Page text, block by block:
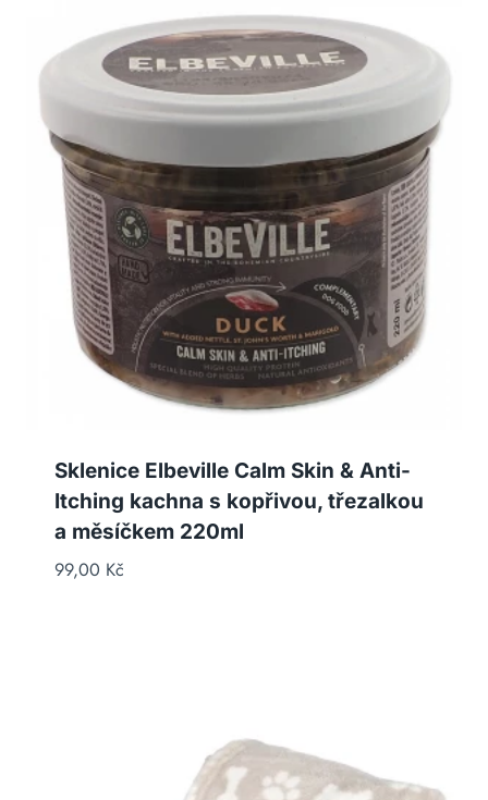
Sklenice Elbeville Calm Skin & Anti-
Itching kachna s kopřivou, třezalkou
a měsíčkem 220ml
99,00 Kč